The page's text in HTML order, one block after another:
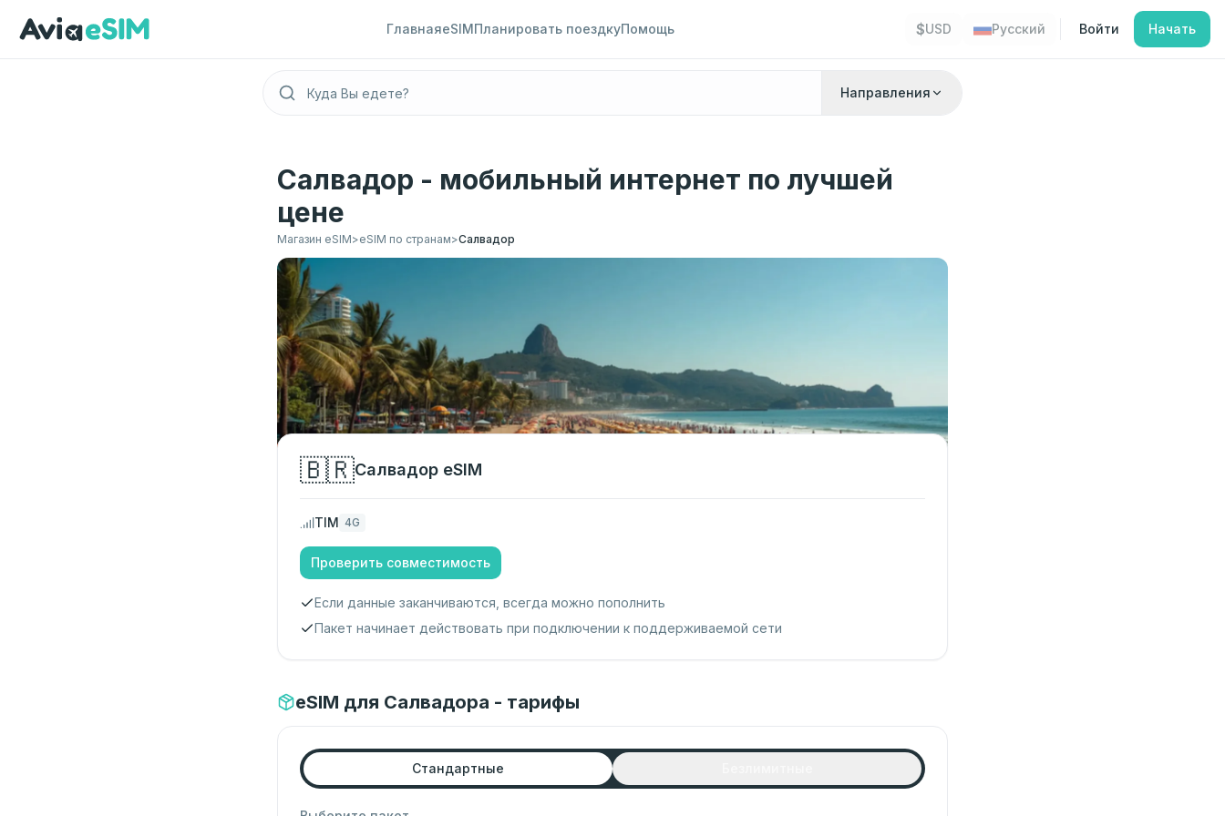
ГлавнаяeSIMПланировать поездкуПомощь $USD Русский Войти Начать
Направления
Салвадор - мобильный интернет по лучшей
цене
Магазин eSIM>eSIM по странам>Салвадор
🇧🇷Салвадор eSIM
TIM 4G
Проверить совместимость
Если данные заканчиваются, всегда можно пополнить
Пакет начинает действовать при подключении к поддерживаемой сети
eSIM для Салвадора - тарифы
Стандартные